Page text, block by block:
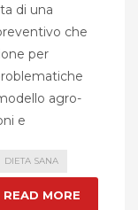
di una
che
per
agro-
e
DIETA SANA
READ MORE